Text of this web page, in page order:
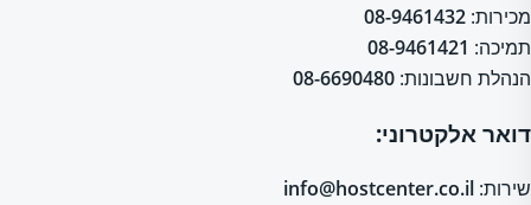
מכירות: 08-9461432
תמיכה: 08-9461421
הנהלת חשבונות: 08-6690480
דואר אלקטרוני:
שירות: info@hostcenter.co.il